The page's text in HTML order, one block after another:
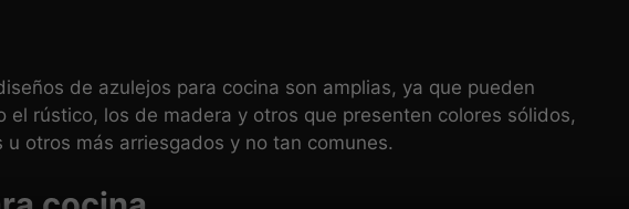
de azulejos para cocina son amplias, ya que pueden
el rústico, los de madera y otros que presenten colores sólidos,
otros más arriesgados y no tan comunes.